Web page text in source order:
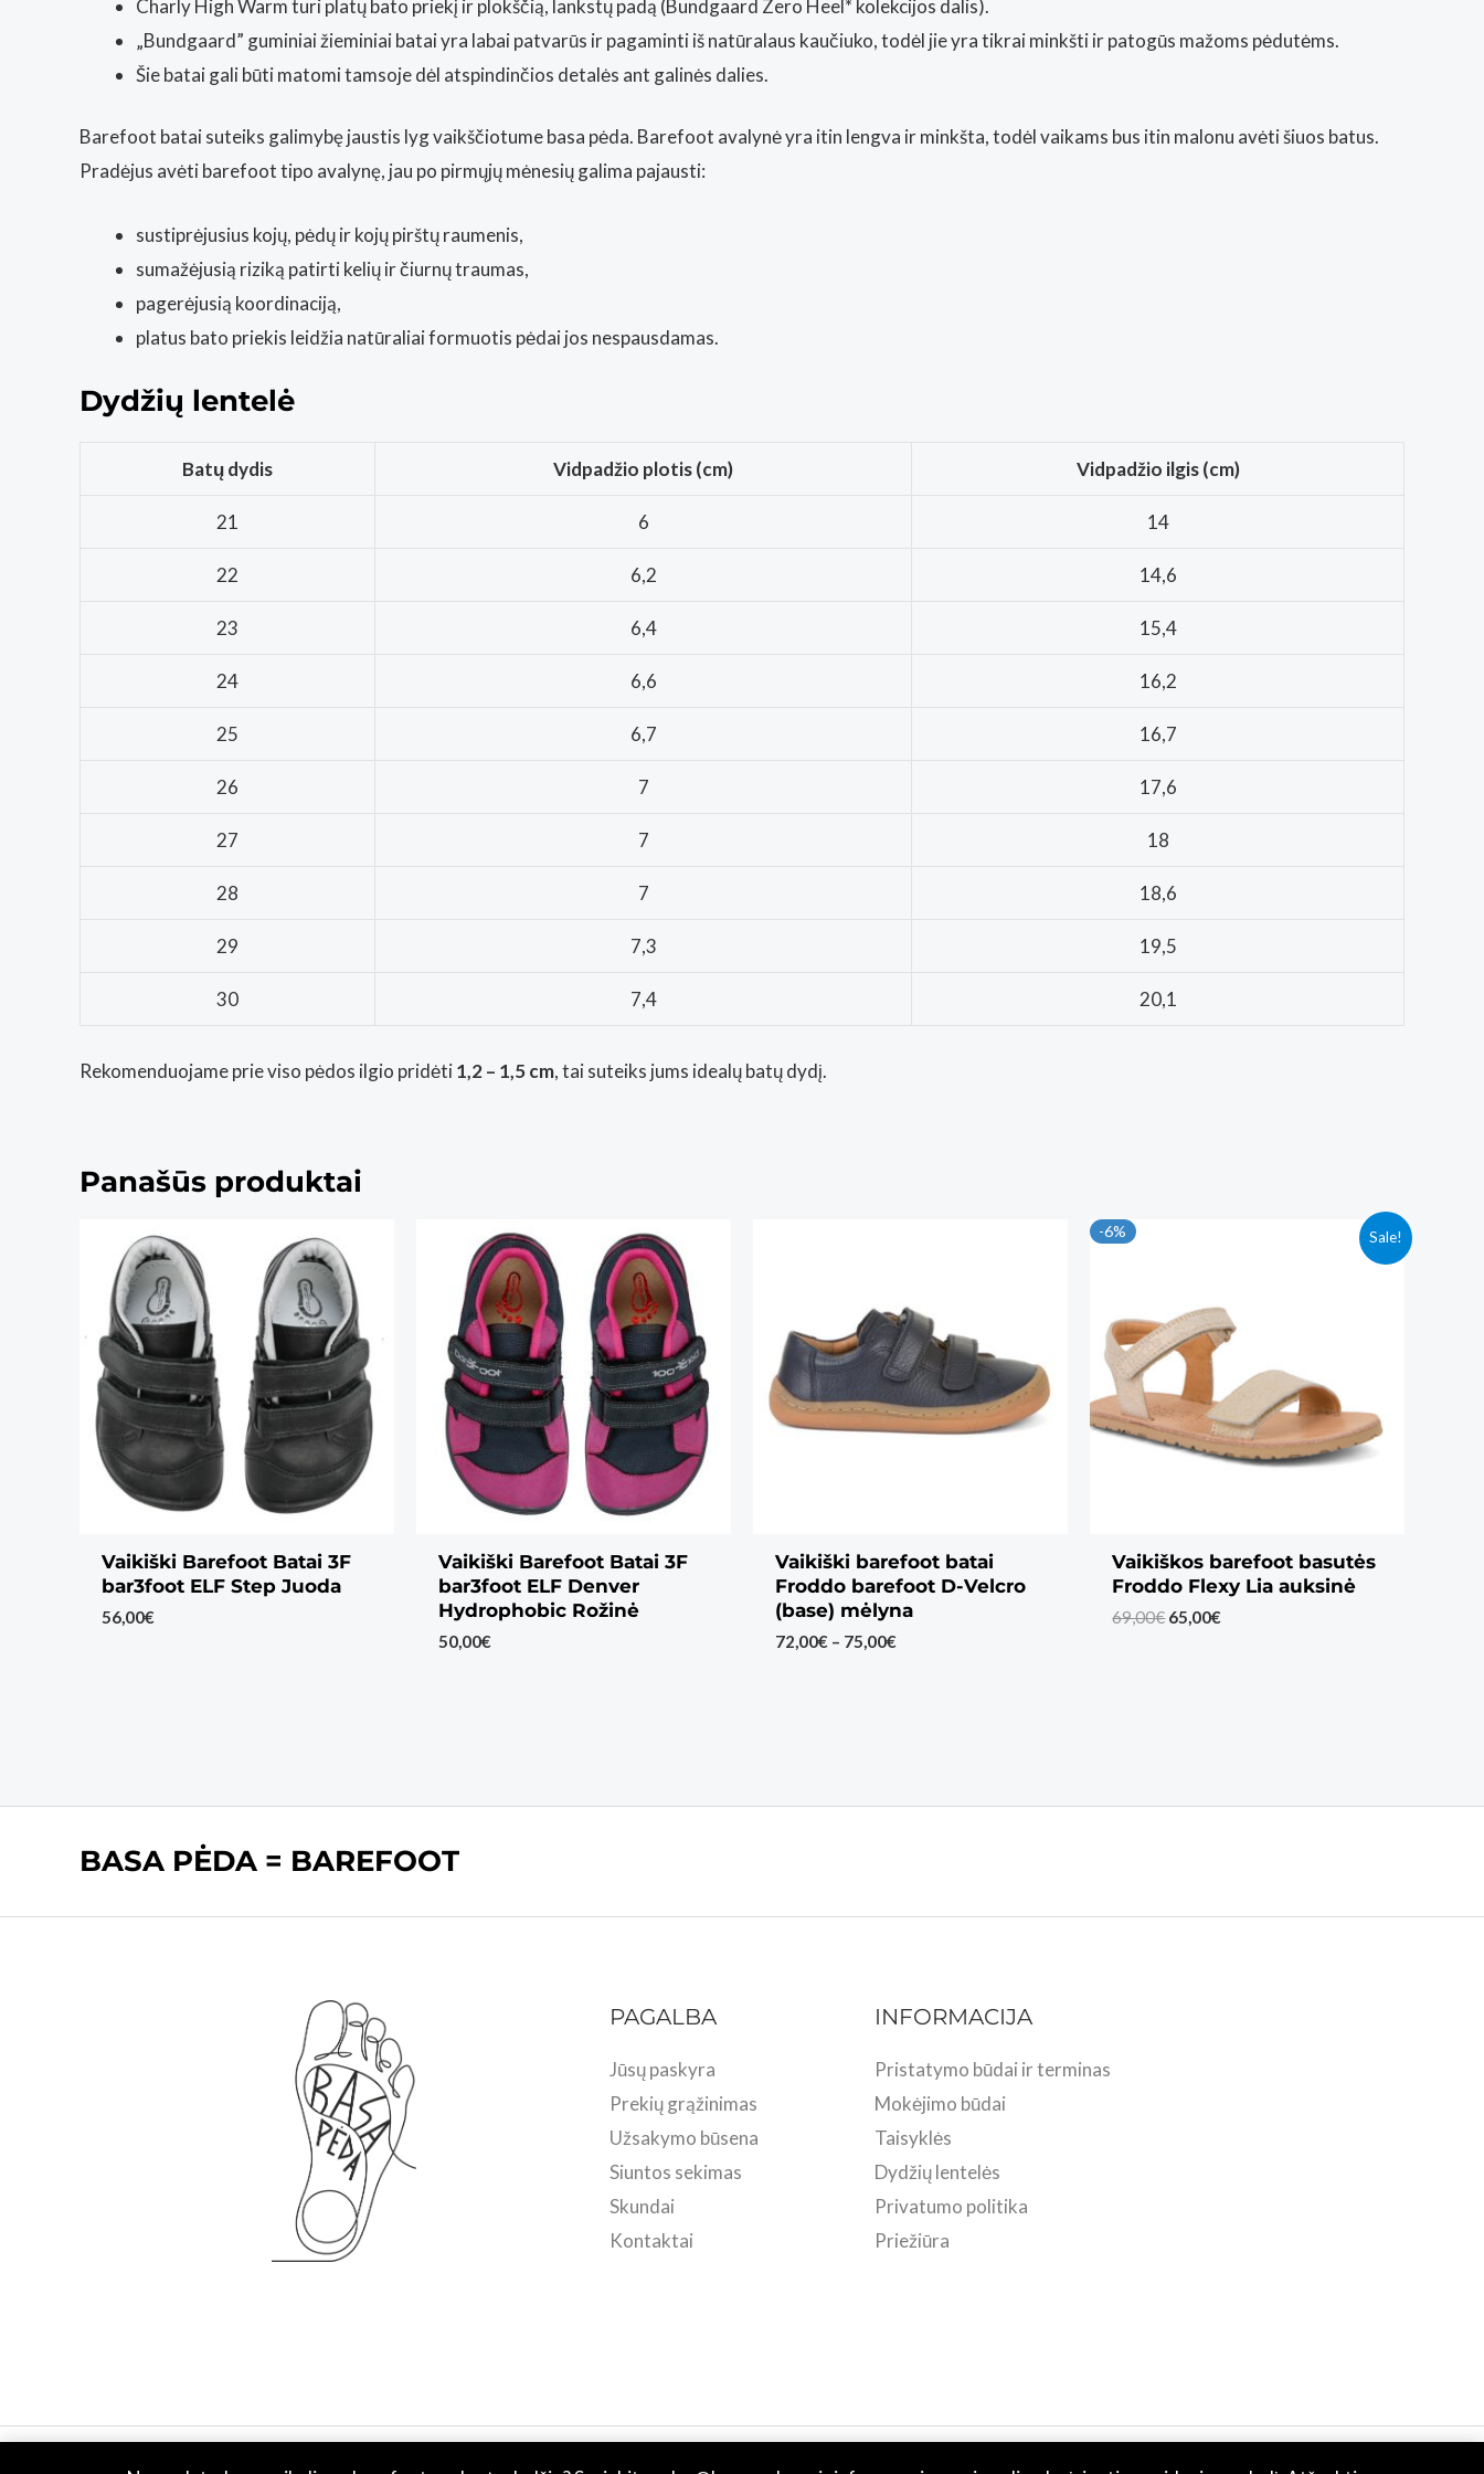
Charly High Warm turi platų bato priekį ir plokščią, lankstų padą (Bundgaard Zero Heel* kolekcijos dalis).
„Bundgaard” guminiai žieminiai batai yra labai patvarūs ir pagaminti iš natūralaus kaučiuko, todėl jie yra tikrai minkšti ir patogūs mažoms pėdutėms.
Šie batai gali būti matomi tamsoje dėl atspindinčios detalės ant galinės dalies.
Barefoot batai suteiks galimybę jaustis lyg vaikščiotume basa pėda. Barefoot avalynė yra itin lengva ir minkšta, todėl vaikams bus itin malonu avėti šiuos batus.
Pradėjus avėti barefoot tipo avalynę, jau po pirmųjų mėnesių galima pajausti:
sustiprėjusius kojų, pėdų ir kojų pirštų raumenis,
sumažėjusią riziką patirti kelių ir čiurnų traumas,
pagerėjusią koordinaciją,
platus bato priekis leidžia natūraliai formuotis pėdai jos nespausdamas.
Dydžių lentelė
Batų dydis Vidpadžio plotis (cm) Vidpadžio ilgis (cm)
21 6 14
22 6,2 14,6
23 6,4 15,4
24 6,6 16,2
25 6,7 16,7
26 7 17,6
27 7 18
28 7 18,6
29 7,3 19,5
30 7,4 20,1
Rekomenduojame prie viso pėdos ilgio pridėti1,2 – 1,5 cm, tai suteiks jums idealų batų dydį.
Panašūs produktai
Vaikiški Barefoot Batai 3F
bar3foot ELF Step Juoda
56,00€
Vaikiški Barefoot Batai 3F
bar3foot ELF Denver
Hydrophobic Rožinė
50,00€
Vaikiški barefoot batai
Froddo barefoot D-Velcro
(base) mėlyna
72,00€ – 75,00€Price
Sale!
-6%
Vaikiškos barefoot basutės
Froddo Flexy Lia auksinė
69,00€ Original
65,00€Current
BASA PĖDA = BAREFOOT
PAGALBA
Jūsų paskyra
Prekių grąžinimas
Užsakymo būsena
Siuntos sekimas
Skundai
Kontaktai
INFORMACIJA
Pristatymo būdai ir terminas
Mokėjimo būdai
Taisyklės
Dydžių lentelės
Privatumo politika
Priežiūra
Copyright © 2026 Basa Pėda Barefoot. Powered by MB BASU.